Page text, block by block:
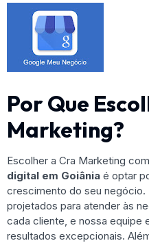
Por Que
Marketing?
Escolher a Cra Marketing
digital em Goiânia é optar
crescimento do seu
projetados para atender às
cada cliente, e nossa equipe
resultados excepcionais.